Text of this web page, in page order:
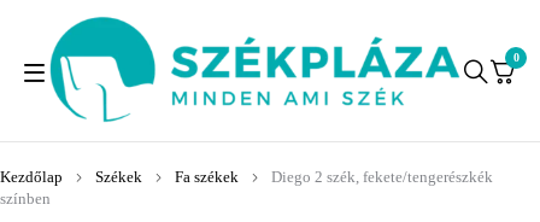
0
Kezdőlap Székek Fa székek
Diego 2 szék, fekete/tengerészkék
színben